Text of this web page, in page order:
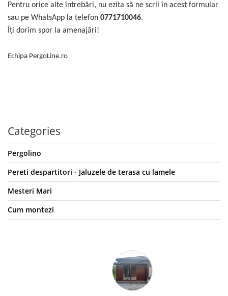
Pentru orice alte întrebări, nu ezita să ne scrii în acest formular
sau pe WhatsApp la telefon 0771710046.
Îți dorim spor la amenajări!
Echipa PergoLine.ro
Categories
Pergolino
Pereti despartitori - Jaluzele de terasa cu lamele
Mesteri Mari
Cum montezi